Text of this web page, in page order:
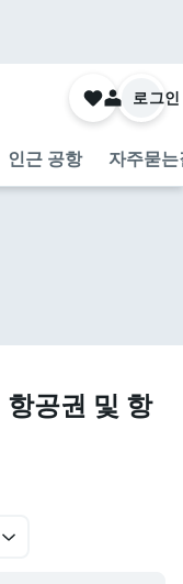
인근 공항 자주묻
로그인
공권 및 항